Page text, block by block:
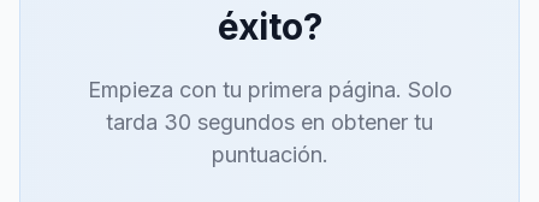
éxito?
Empieza con tu primera página. Solo
tarda 30 segundos en obtener tu
puntuación.